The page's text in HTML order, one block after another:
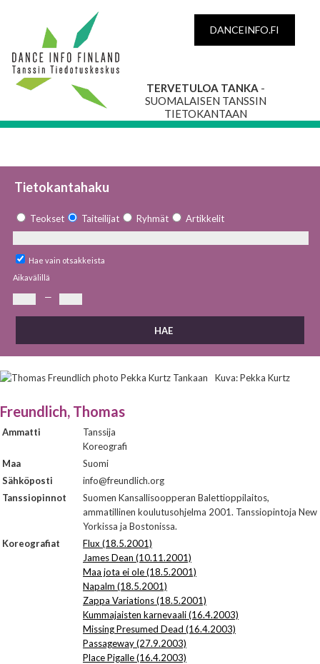
DANCEINFO.FI
TERVETULOA TANKA -
SUOMALAISEN TANSSIN
TIETOKANTAAN
Tietokantahaku
Teokset Taiteilijat Ryhmät Artikkelit
Hae vain otsakkeista
Aikavälillä
—
Kuva: Pekka Kurtz
Freundlich, Thomas
Ammatti
Tanssija
Koreografi
Maa
Suomi
Sähköposti
info@freundlich.org
Tanssiopinnot
Suomen Kansallisoopperan Balettioppilaitos,
ammatillinen koulutusohjelma 2001. Tanssiopintoja New
Yorkissa ja Bostonissa.
Koreografiat
Flux (18.5.2001)
James Dean (10.11.2001)
Maa jota ei ole (18.5.2001)
Napalm (18.5.2001)
Zappa Variations (18.5.2001)
Kummajaisten karnevaali (16.4.2003)
Missing Presumed Dead (16.4.2003)
Passageway (27.9.2003)
Place Pigalle (16.4.2003)